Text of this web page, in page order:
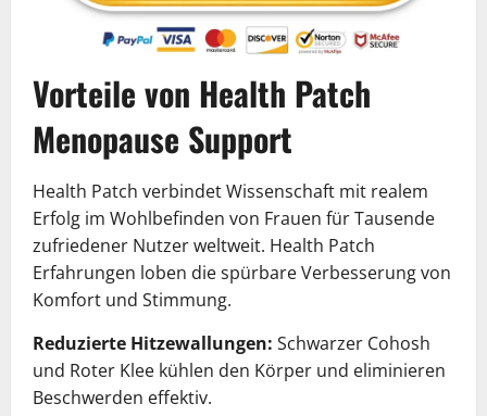
Vorteile von Health Patch
Menopause Support
Health Patch verbindet Wissenschaft mit realem
Erfolg im Wohlbefinden von Frauen für Tausende
zufriedener Nutzer weltweit. Health Patch
Erfahrungen loben die spürbare Verbesserung von
Komfort und Stimmung.
Reduzierte Hitzewallungen: Schwarzer Cohosh
und Roter Klee kühlen den Körper und eliminieren
Beschwerden effektiv.